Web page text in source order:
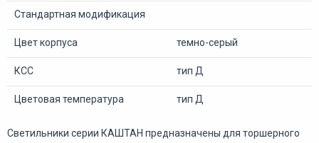
Стандартная модификация
Цвет корпуса темно-серый
КСС тип Д
Цветовая температура тип Д
Светильники серии КАШТАН предназначены для торшерного